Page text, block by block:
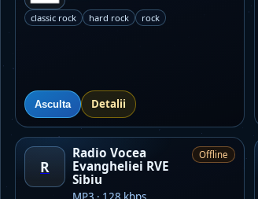
classic rock hard rock rock
Asculta Detalii
R
Radio Vocea
Evangheliei RVE
Sibiu
Offline